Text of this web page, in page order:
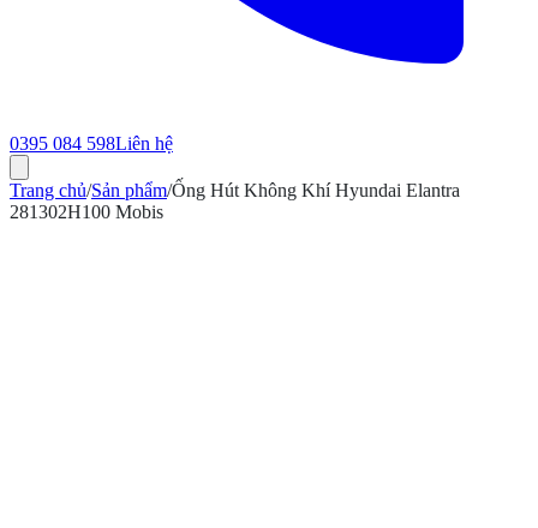
0395 084 598Liên hệ
Trang chủ/Sản phẩm/Ống Hút Không Khí Hyundai Elantra
281302H100 Mobis